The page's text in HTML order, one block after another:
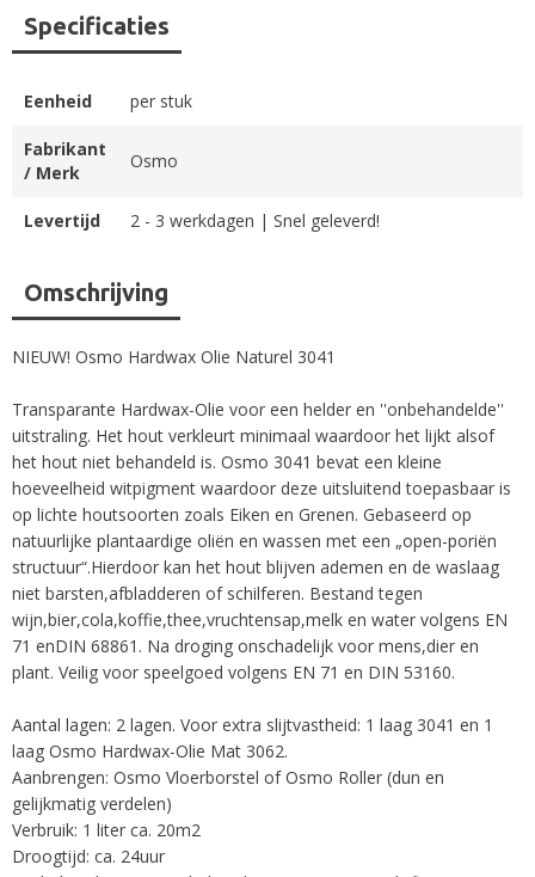
Omschrijving
NIEUW! Osmo Hardwax Olie Naturel 3041
Transparante Hardwax-Olie voor een helder en ''onbehandelde''
uitstraling. Het hout verkleurt minimaal waardoor het lijkt alsof
het hout niet behandeld is. Osmo 3041 bevat een kleine
hoeveelheid witpigment waardoor deze uitsluitend toepasbaar is
op lichte houtsoorten zoals Eiken en Grenen. Gebaseerd op
natuurlijke plantaardige oliën en wassen met een „open-poriën
structuur“.Hierdoor kan het hout blijven ademen en de waslaag
niet barsten,afbladderen of schilferen. Bestand tegen
wijn,bier,cola,koffie,thee,vruchtensap,melk en water volgens EN
71 enDIN 68861. Na droging onschadelijk voor mens,dier en
plant. Veilig voor speelgoed volgens EN 71 en DIN 53160.
Aantal lagen: 2 lagen. Voor extra slijtvastheid: 1 laag 3041 en 1
laag Osmo Hardwax-Olie Mat 3062.
Aanbrengen: Osmo Vloerborstel of Osmo Roller (dun en
gelijkmatig verdelen)
Verbruik: 1 liter ca. 20m2
Droogtijd: ca. 24uur
Specificaties
Eenheid per stuk
Fabrikant
/ Merk
Osmo
Levertijd 2 - 3 werkdagen | Snel geleverd!